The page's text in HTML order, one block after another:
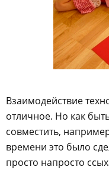
Взаимодействие
отличное. Но как
совместить,
времени это было
просто напросто